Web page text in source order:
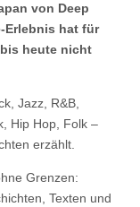
von Deep
hat für
heute nicht
Jazz, R&B,
Hip Hop, Folk –
erzählt.
Grenzen:
Texten und